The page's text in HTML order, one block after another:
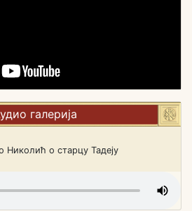
галерија
Николић о старцу Тадеју